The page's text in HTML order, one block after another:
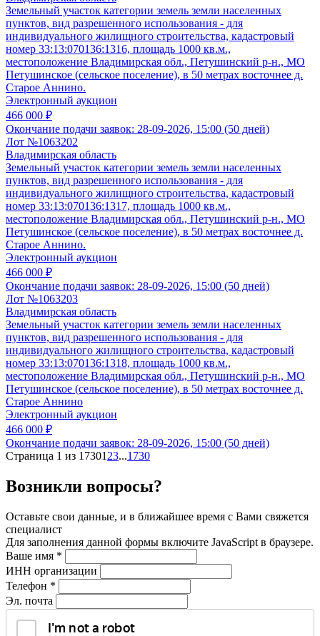
Земельный участок категории земель земли населенных
пунктов, вид разрешенного использования - для
индивидуального жилищного строительства, кадастровый
номер 33:13:070136:1316, площадь 1000 кв.м.,
местоположение Владимирская обл., Петушинский р-н., МО
Петушинское (сельское поселение), в 50 метрах восточнее д.
Старое Аннино.
Электронный аукцион
466 000 ₽
Окончание подачи заявок: 28-09-2026, 15:00 (50 дней)
Лот №1063202
Владимирская область
Земельный участок категории земель земли населенных
пунктов, вид разрешенного использования - для
индивидуального жилищного строительства, кадастровый
номер 33:13:070136:1317, площадь 1000 кв.м.,
местоположение Владимирская обл., Петушинский р-н., МО
Петушинское (сельское поселение), в 50 метрах восточнее д.
Старое Аннино.
Электронный аукцион
466 000 ₽
Окончание подачи заявок: 28-09-2026, 15:00 (50 дней)
Лот №1063203
Владимирская область
Земельный участок категории земель земли населенных
пунктов, вид разрешенного использования - для
индивидуального жилищного строительства, кадастровый
номер 33:13:070136:1318, площадь 1000 кв.м.,
местоположение Владимирская обл., Петушинский р-н., МО
Петушинское (сельское поселение), в 50 метрах восточнее д.
Старое Аннино
Электронный аукцион
466 000 ₽
Окончание подачи заявок: 28-09-2026, 15:00 (50 дней)
Страница 1 из 17301 23...1730
Возникли вопросы?
Оставьте свои данные, и в ближайшее время с Вами свяжется
специалист
Для заполнения данной формы включите JavaScript в браузере.
Ваше имя *
ИНН организации
Телефон *
Эл. почта